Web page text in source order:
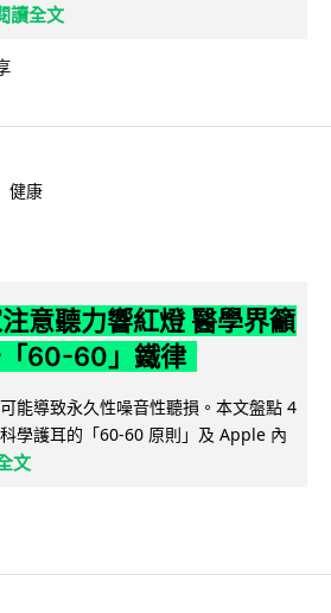
讀全文
健康
意聽力響紅燈 醫學界籲
60-60」鐵律
能導致永久性噪音性聽損。本文盤點 4
學護耳的「60-60 原則」及 Apple 內
文